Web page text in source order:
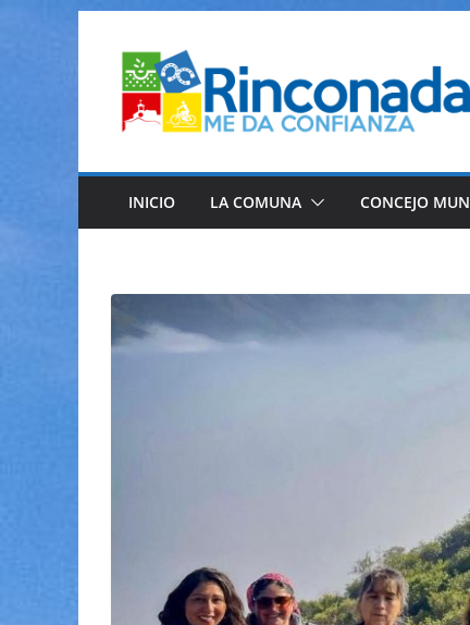
contenido
INICIO LA COMUNA CONCEJO